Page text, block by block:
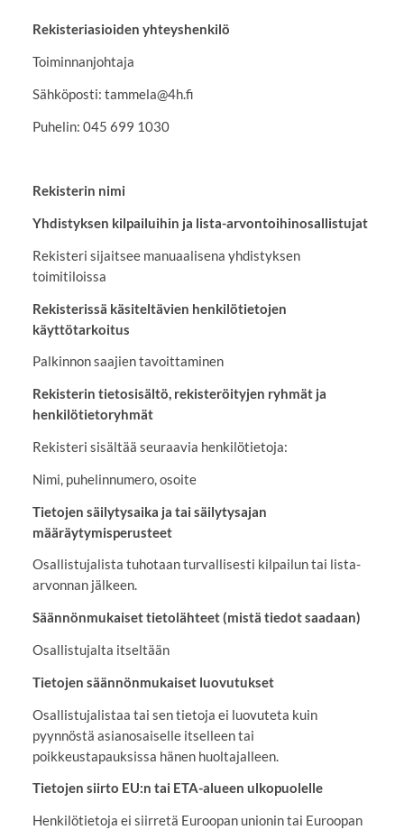
Rekisteriasioiden yhteyshenkilö
Toiminnanjohtaja
Sähköposti: tammela@4h.fi
Puhelin: 045 699 1030
Rekisterin nimi
Yhdistyksen kilpailuihin ja lista-arvontoihinosallistujat
Rekisteri sijaitsee manuaalisena yhdistyksen
toimitiloissa
Rekisterissä käsiteltävien henkilötietojen
käyttötarkoitus
Palkinnon saajien tavoittaminen
Rekisterin tietosisältö, rekisteröityjen ryhmät ja
henkilötietoryhmät
Rekisteri sisältää seuraavia henkilötietoja:
Nimi, puhelinnumero, osoite
Tietojen säilytysaika ja tai säilytysajan
määräytymisperusteet
Osallistujalista tuhotaan turvallisesti kilpailun tai lista-
arvonnan jälkeen.
Säännönmukaiset tietolähteet (mistä tiedot saadaan)
Osallistujalta itseltään
Tietojen säännönmukaiset luovutukset
Osallistujalistaa tai sen tietoja ei luovuteta kuin
pyynnöstä asianosaiselle itselleen tai
poikkeustapauksissa hänen huoltajalleen.
Tietojen siirto EU:n tai ETA-alueen ulkopuolelle
Henkilötietoja ei siirretä Euroopan unionin tai Euroopan